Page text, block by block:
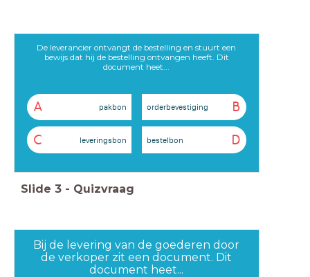
De leverancier ontvangt de bestelling en stuurt een
bewijs dat hij de bestelling ontvangen heeft. Dit
document heet...
A pakbon B
orderbevestiging
C leveringsbon D
bestelbon
Slide 3 - Quizvraag
Bij de levering van de goederen door
de verkoper zit een document. Dit
document heet...